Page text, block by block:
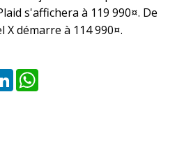
s'affichera à 119 990¤. De
X démarre à 114 990¤.
LinkedIn